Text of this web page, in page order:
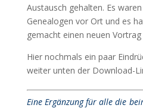
Austausch gehalten. Es
Genealogen vor Ort und es
gemacht einen neuen
Hier nochmals ein paar
weiter unten der Download-
Eine Ergänzung für alle die